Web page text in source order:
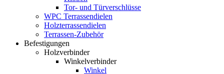
Tor- und Türverschlüsse
WPC Terrassendielen
Holzterrassendielen
Terrassen-Zubehör
Befestigungen
Holzverbinder
Winkelverbinder
Winkel